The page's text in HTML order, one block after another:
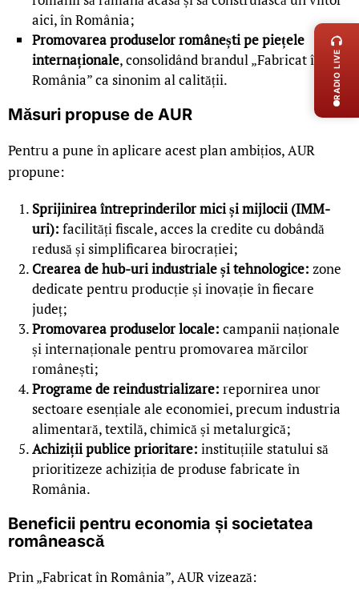
aici, în România;
Promovarea produselor românești pe piețele
internaționale, consolidând brandul „Fabricat în
România” ca sinonim al calității.
Măsuri propuse de AUR
Pentru a pune în aplicare acest plan ambițios, AUR
propune:
Sprijinirea întreprinderilor mici și mijlocii (IMM-
uri): facilități fiscale, acces la credite cu dobândă
redusă și simplificarea birocrației;
Crearea de hub-uri industriale și tehnologice: zone
dedicate pentru producție și inovație în fiecare
județ;
Promovarea produselor locale: campanii naționale
și internaționale pentru promovarea mărcilor
românești;
Programe de reindustrializare: repornirea unor
sectoare esențiale ale economiei, precum industria
alimentară, textilă, chimică și metalurgică;
Achiziții publice prioritare: instituțiile statului să
prioritizeze achiziția de produse fabricate în
România.
Beneficii pentru economia și societatea
românească
Prin „Fabricat în România”, AUR vizează:
RADIO LIVE